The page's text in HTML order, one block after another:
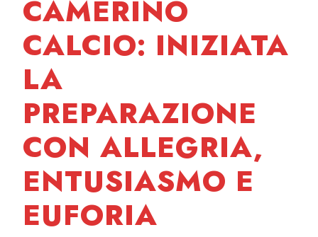
CAMERINO
CALCIO: INIZIATA
LA
PREPARAZIONE
CON ALLEGRIA,
ENTUSIASMO E
EUFORIA